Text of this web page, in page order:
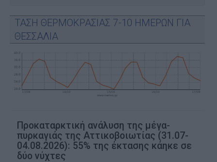
ΤΑΣΗ ΘΕΡΜΟΚΡΑΣΙΑΣ 7-10 ΗΜΕΡΩΝ ΓΙΑ
ΘΕΣΣΑΛΙΑ
Προκαταρκτική ανάλυση της μέγα-
πυρκαγιάς της Αττικοβοιωτίας (31.07-
04.08.2026): 55% της έκτασης κάηκε σε
δύο νύχτες